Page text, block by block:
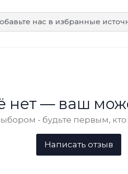
нас в избранные
нет — ваш
- будьте первым,